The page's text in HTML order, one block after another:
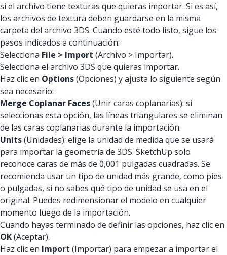
si el archivo tiene texturas que quieras importar. Si es así,
los archivos de textura deben guardarse en la misma
carpeta del archivo 3DS. Cuando esté todo listo, sigue los
pasos indicados a continuación:
Selecciona File > Import (Archivo > Importar).
Selecciona el archivo 3DS que quieras importar.
Haz clic en Options(Opciones) y ajusta lo siguiente según
sea necesario:
Merge Coplanar Faces(Unir caras coplanarias): si
seleccionas esta opción, las líneas triangulares se eliminan
de las caras coplanarias durante la importación.
Units(Unidades): elige la unidad de medida que se usará
para importar la geometría de 3DS. SketchUp solo
reconoce caras de más de 0,001 pulgadas cuadradas. Se
recomienda usar un tipo de unidad más grande, como pies
o pulgadas, si no sabes qué tipo de unidad se usa en el
original. Puedes redimensionar el modelo en cualquier
momento luego de la importación.
Cuando hayas terminado de definir las opciones, haz clic en
OK(Aceptar).
Haz clic en Import (Importar) para empezar a importar el